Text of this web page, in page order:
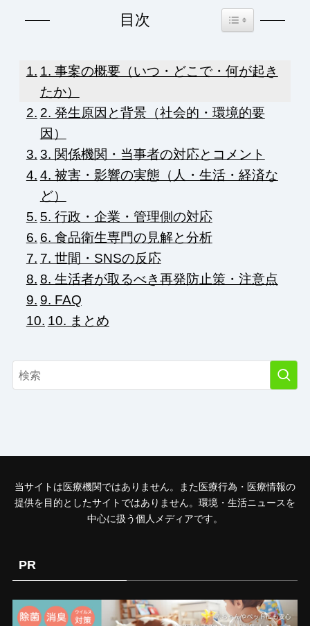
目次 Toggle Table of
1. 事案の概要（いつ・どこで・何が起き
たか）
2. 発生原因と背景（社会的・環境的要
因）
3. 関係機関・当事者の対応とコメント
4. 被害・影響の実態（人・生活・経済な
ど）
5. 行政・企業・管理側の対応
6. 食品衛生専門の見解と分析
7. 世間・SNSの反応
8. 生活者が取るべき再発防止策・注意点
9. FAQ
10. まとめ
当サイトは医療機関ではありません。また医療行為・医療情報の
提供を目的としたサイトではありません。環境・生活ニュースを
中心に扱う個人メディアです。
PR